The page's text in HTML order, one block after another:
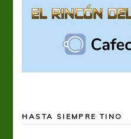
HASTA SIEMPRE TINO